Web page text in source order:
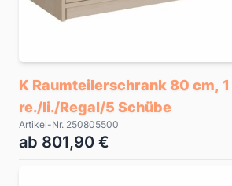
K Raumteilerschrank 80 cm, 1
re./li./Regal/5 Schübe
Artikel-Nr. 250805500
ab 801,90 €